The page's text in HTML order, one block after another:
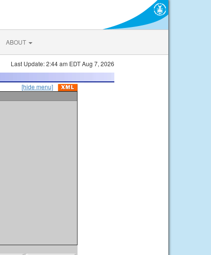
ABOUT
Last Update: 2:44 am EDT Aug 7, 2026
[hide menu]